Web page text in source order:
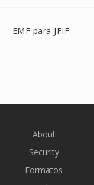
EMF para JFIF
About
Security
Formatos